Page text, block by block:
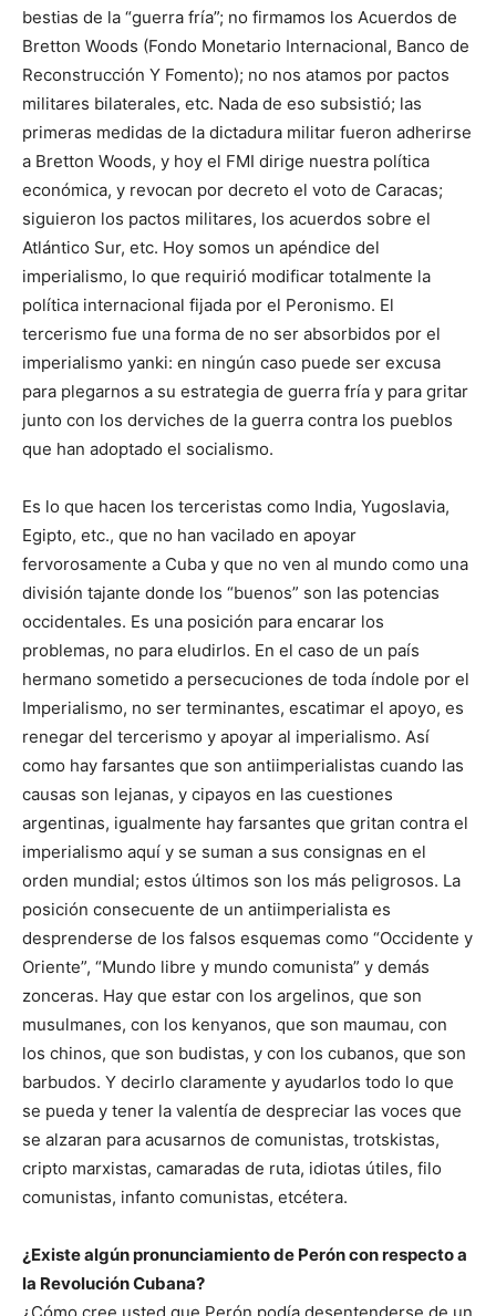
bestias de la “guerra fría”; no firmamos los Acuerdos de
Bretton Woods (Fondo Monetario Internacional, Banco de
Reconstrucción Y Fomento); no nos atamos por pactos
militares bilaterales, etc. Nada de eso subsistió; las
primeras medidas de la dictadura militar fueron adherirse
a Bretton Woods, y hoy el FMI dirige nuestra política
económica, y revocan por decreto el voto de Caracas;
siguieron los pactos militares, los acuerdos sobre el
Atlántico Sur, etc. Hoy somos un apéndice del
imperialismo, lo que requirió modificar totalmente la
política internacional fijada por el Peronismo. El
tercerismo fue una forma de no ser absorbidos por el
imperialismo yanki: en ningún caso puede ser excusa
para plegarnos a su estrategia de guerra fría y para gritar
junto con los derviches de la guerra contra los pueblos
que han adoptado el socialismo.
Es lo que hacen los terceristas como India, Yugoslavia,
Egipto, etc., que no han vacilado en apoyar
fervorosamente a Cuba y que no ven al mundo como una
división tajante donde los “buenos” son las potencias
occidentales. Es una posición para encarar los
problemas, no para eludirlos. En el caso de un país
hermano sometido a persecuciones de toda índole por el
Imperialismo, no ser terminantes, escatimar el apoyo, es
renegar del tercerismo y apoyar al imperialismo. Así
como hay farsantes que son antiimperialistas cuando las
causas son lejanas, y cipayos en las cuestiones
argentinas, igualmente hay farsantes que gritan contra el
imperialismo aquí y se suman a sus consignas en el
orden mundial; estos últimos son los más peligrosos. La
posición consecuente de un antiimperialista es
desprenderse de los falsos esquemas como “Occidente y
Oriente”, “Mundo libre y mundo comunista” y demás
zonceras. Hay que estar con los argelinos, que son
musulmanes, con los kenyanos, que son maumau, con
los chinos, que son budistas, y con los cubanos, que son
barbudos. Y decirlo claramente y ayudarlos todo lo que
se pueda y tener la valentía de despreciar las voces que
se alzaran para acusarnos de comunistas, trotskistas,
cripto marxistas, camaradas de ruta, idiotas útiles, filo
comunistas, infanto comunistas, etcétera.
¿Existe algún pronunciamiento de Perón con respecto a
la Revolución Cubana?